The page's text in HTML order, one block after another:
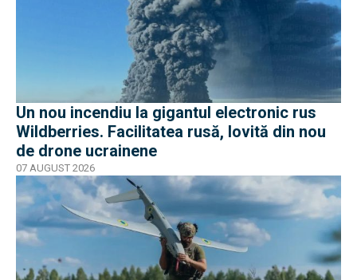
Un nou incendiu la gigantul electronic rus
Wildberries. Facilitatea rusă, lovită din nou
de drone ucrainene
07 AUGUST 2026